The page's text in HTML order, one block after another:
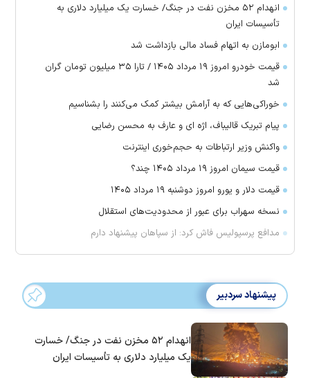
انهدام ۵۲ مخزن نفت در جنگ/ خسارت یک میلیارد دلاری به
تأسیسات ایران
ابومازن به اتهام فساد مالی بازداشت شد
قیمت خودرو امروز ۱۹ مرداد ۱۴۰۵ / تارا ۳۵ میلیون تومان گران
شد
خوراکی‌هایی که به آرامش بیشتر کمک می‌کنند را بشناسیم
پیام تبریک قالیباف، اژه ای و عارف به محسن رضایی
واکنش وزیر ارتباطات به حجم‌خوری اینترنت
قیمت سیمان امروز ۱۹ مرداد ۱۴۰۵ چند؟
قیمت دلار و یورو امروز دوشنبه ۱۹ مرداد ۱۴۰۵
نسخه سهراب برای عبور از محدودیت‌های استقلال
مدافع پرسپولیس فاش کرد: از سپاهان پیشنهاد دارم
پیشنهاد سردبیر
انهدام ۵۲ مخزن نفت در جنگ/ خسارت
یک میلیارد دلاری به تأسیسات ایران